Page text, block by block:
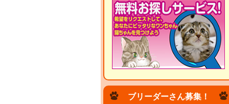
ブリーダーさん募集！